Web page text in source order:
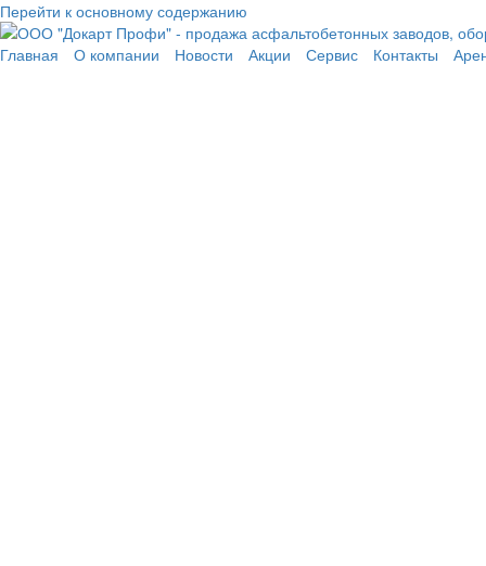
Перейти к основному содержанию
Главная
О компании Новости Акции Сервис Контакты